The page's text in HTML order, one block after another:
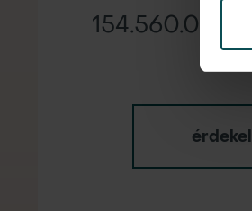
154.560.000 Ft
érdekel